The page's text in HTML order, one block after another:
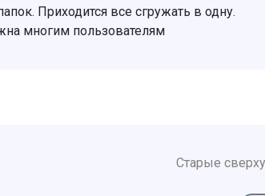
Приходится все сгружать в одну.
многим пользователям
Старые сверху